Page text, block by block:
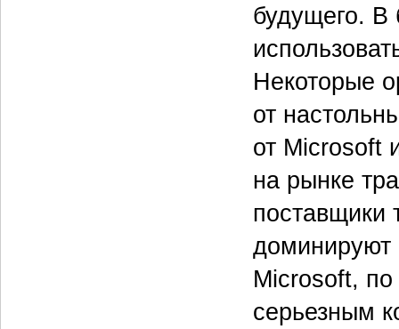
будущего. В
Некоторые
от
от Microsoft
на рынке
поставщики
доминируют
Microsoft,
серьезным